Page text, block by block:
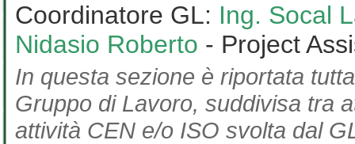
Coordinatore GL: Ing. Socal
Nidasio Roberto - Project
In questa sezione è riportata
Gruppo di Lavoro, suddivisa tra
attività CEN e/o ISO svolta dal